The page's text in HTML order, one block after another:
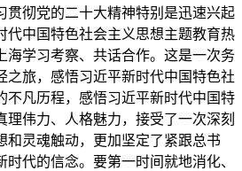
贯彻党的二十大精神特别是迅速兴起
代中国特色社会主义思想主题教育热
海学习考察、共话合作。这是一次务
之旅，感悟习近平新时代中国特色社
不凡历程，感悟习近平新时代中国特
理伟力、人格魅力，接受了一次深刻
和灵魂触动，更加坚定了紧跟总书
代的信念。要第一时间就地消化、